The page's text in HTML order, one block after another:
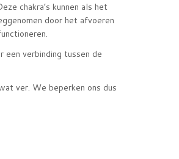
chakra’s kunnen als het
door het afvoeren
een verbinding tussen de
ver. We beperken ons dus